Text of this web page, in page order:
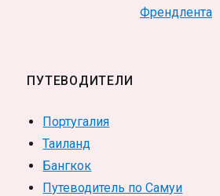
Френдлента
ПУТЕВОДИТЕЛИ
Португалия
Таиланд
Бангкок
Путеводитель по Самуи